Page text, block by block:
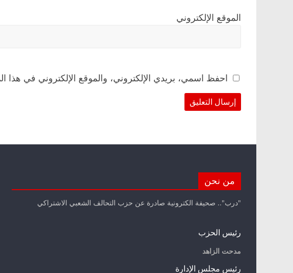
الموقع الإلكتروني
احفظ اسمي، بريدي الإلكتروني، والموقع الإلكتروني في هذا
من نحن
"درب".. صحيفة الكترونية صادرة عن حزب التحالف الشعبي الاشتراكي
رئيس الحزب
مدحت الزاهد
رئيس مجلس الإدارة